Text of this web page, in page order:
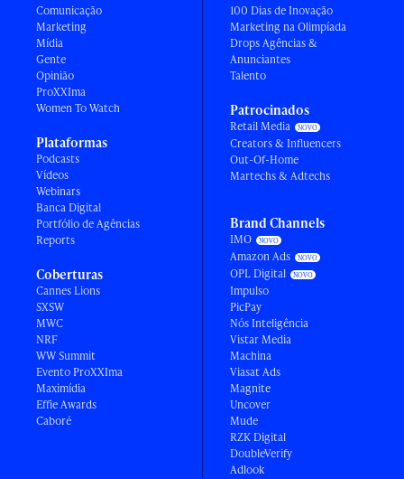
Comunicação
Marketing
Mídia
Gente
Opinião
ProXXIma
Women To Watch
Plataformas
Podcasts
Vídeos
Webinars
Banca Digital
Portfólio de Agências
Reports
Coberturas
Cannes Lions
SXSW
MWC
NRF
WW Summit
Evento ProXXIma
Maximídia
Effie Awards
Caboré
100 Dias de Inovação
Marketing na Olimpíada
Drops Agências &
Anunciantes
Talento
Patrocinados
Retail Media
Creators & Influencers
Out-Of-Home
Martechs & Adtechs
Brand Channels
IMO
Amazon Ads
OPL Digital
Impulso
PicPay
Nós Inteligência
Vistar Media
Machina
Viasat Ads
Magnite
Uncover
Mude
RZK Digital
DoubleVerify
Adlook